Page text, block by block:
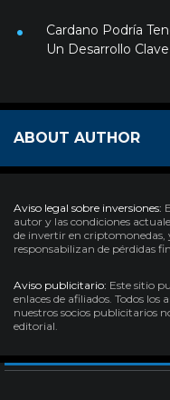
Cardano Podría
Un Desarrollo Clave
ABOUT AUTHOR
Aviso legal sobre inversiones:
autor y las condiciones
de invertir en criptomonedas,
responsabilizan de pérdidas
Aviso publicitario: Este sitio
enlaces de afiliados. Todos
nuestros socios publicitarios
editorial.